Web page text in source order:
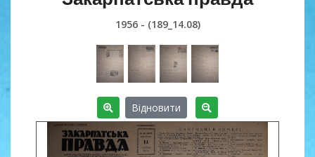
1956 - (189_14.08)
Відновити